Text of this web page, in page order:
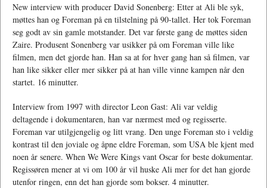
New interview with producer David Sonenberg: Etter at Ali ble syk,
møttes han og Foreman på en tilstelning på 90-tallet. Her tok Foreman
seg godt av sin gamle motstander. Det var første gang de møttes siden
Zaire. Produsent Sonenberg var usikker på om Foreman ville like
filmen, men det gjorde han. Han sa at for hver gang han så filmen, var
han like sikker eller mer sikker på at han ville vinne kampen når den
startet. 16 minutter.
Interview from 1997 with director Leon Gast: Ali var veldig
deltagende i dokumentaren, han var nærmest med og regisserte.
Foreman var utilgjengelig og litt vrang. Den unge Foreman sto i veldig
kontrast til den joviale og åpne eldre Foreman, som USA ble kjent med
noen år senere. When We Were Kings vant Oscar for beste dokumentar.
Regissøren mener at vi om 100 år vil huske Ali mer for det han gjorde
utenfor ringen, enn det han gjorde som bokser. 4 minutter.